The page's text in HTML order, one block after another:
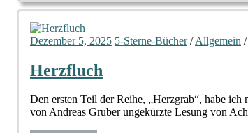
Dezember 5, 2025 5-Sterne-Bücher/Allgemein /
Herzfluch
Den ersten Teil der Reihe, „Herzgrab“, habe
von Andreas Gruber ungekürzte Lesung von